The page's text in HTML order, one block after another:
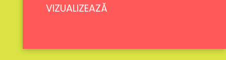
VIZUALIZEAZĂ